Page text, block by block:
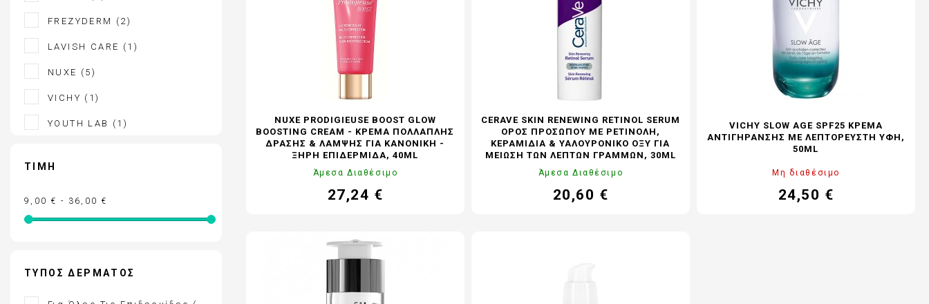
ΕΝΤΟΜΟΑΠΩΘΗΤΙΚΑ
FREZYDERM ΑΔΥΝΑΤΙΣΜΑ
FREZYDERM (2)
LAVISH CARE (1)
NUXE (5)
VICHY (1)
YOUTH LAB (1)
ΤΙΜΉ
9,00 € - 36,00 €
ΤΎΠΟΣ ΔΈΡΜΑΤΟΣ
NUXE PRODIGIEUSE BOOST GLOW
BOOSTING CREAM - ΚΡΈΜΑ ΠΟΛΛΑΠΛΉΣ
ΔΡΆΣΗΣ & ΛΆΜΨΗΣ ΓΙΑ ΚΑΝΟΝΙΚΉ -
ΞΗΡΉ ΕΠΙΔΕΡΜΊΔΑ, 40ML
Άμεσα Διαθέσιμο
Τιμή
27,24 €
CERAVE SKIN RENEWING RETINOL​ SERUM
ΟΡΌΣ ΠΡΟΣΏΠΟΥ ΜΕ ΡΕΤΙΝΌΛΗ,
ΚΕΡΑΜΊΔΙΑ & ΥΑΛΟΥΡΟΝΙΚΌ ΟΞΎ ΓΙΑ
ΜΕΊΩΣΗ ΤΩΝ ΛΕΠΤΏΝ ΓΡΑΜΜΏΝ, 30ML
Άμεσα Διαθέσιμο
Τιμή
20,60 €
VICHY SLOW AGE SPF25 ΚΡΈΜΑ
ΑΝΤΙΓΉΡΑΝΣΗΣ ΜΕ ΛΕΠΤΌΡΕΥΣΤΗ ΥΦΉ,
50ML
Μη διαθέσιμο
Τιμή
24,50 €